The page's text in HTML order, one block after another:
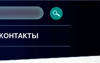
КОНТАКТЫ